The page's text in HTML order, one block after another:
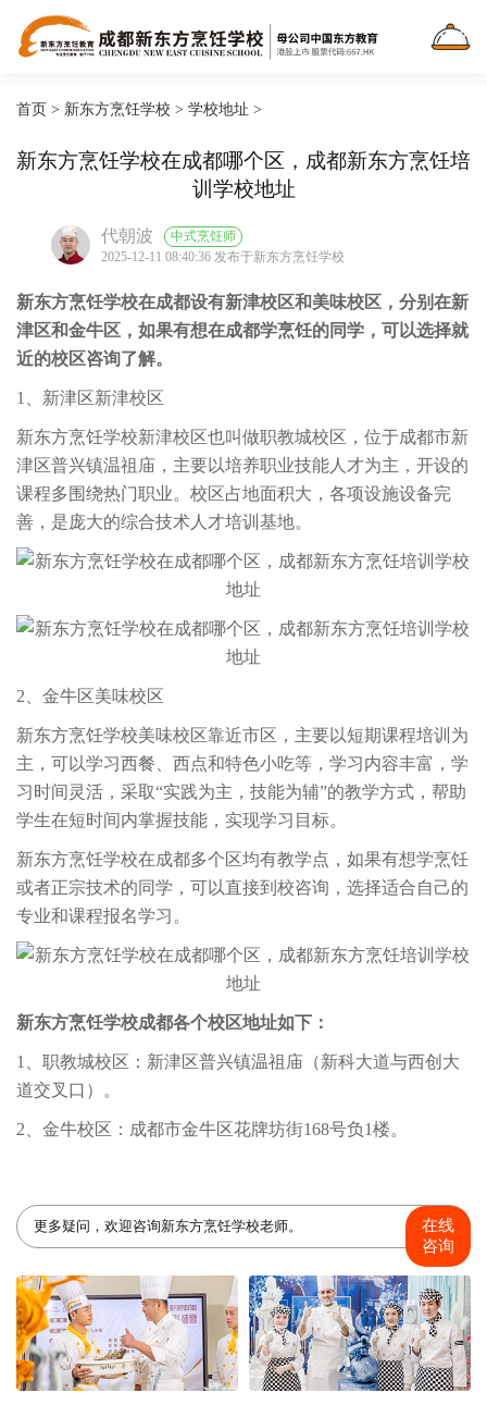
首页 > 新东方烹饪学校 > 学校地址 >
新东方烹饪学校在成都哪个区，成都新东方烹饪培
训学校地址
代朝波
中式烹饪师
2025-12-11 08:40:36 发布于新东方烹饪学校
新东方烹饪学校在成都设有新津校区和美味校区，分别在新
津区和金牛区，如果有想在成都学烹饪的同学，可以选择就
近的校区咨询了解。
1、新津区新津校区
新东方烹饪学校新津校区也叫做职教城校区，位于成都市新
津区普兴镇温祖庙，主要以培养职业技能人才为主，开设的
课程多围绕热门职业。校区占地面积大，各项设施设备完
善，是庞大的综合技术人才培训基地。
2、金牛区美味校区
新东方烹饪学校美味校区靠近市区，主要以短期课程培训为
主，可以学习西餐、西点和特色小吃等，学习内容丰富，学
习时间灵活，采取“实践为主，技能为辅”的教学方式，帮助
学生在短时间内掌握技能，实现学习目标。
新东方烹饪学校在成都多个区均有教学点，如果有想学烹饪
或者正宗技术的同学，可以直接到校咨询，选择适合自己的
专业和课程报名学习。
新东方烹饪学校成都各个校区地址如下：
1、职教城校区：新津区普兴镇温祖庙（新科大道与西创大
道交叉口）。
2、金牛校区：成都市金牛区花牌坊街168号负1楼。
更多疑问，欢迎咨询新东方烹饪学校老师。
在线
咨询